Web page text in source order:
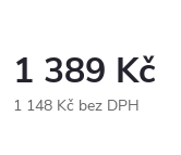
1 389 Kč
1 148 Kč bez DPH